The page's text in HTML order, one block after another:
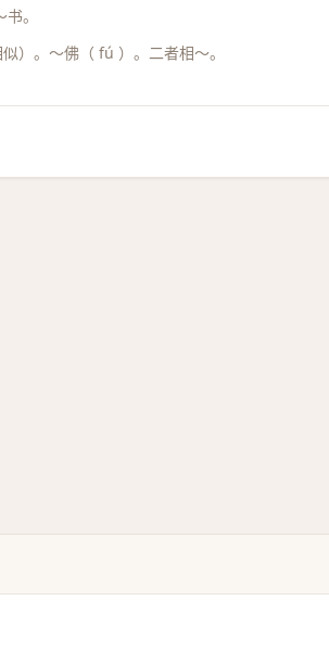
。
）。～佛（ fú ）。二者相～。